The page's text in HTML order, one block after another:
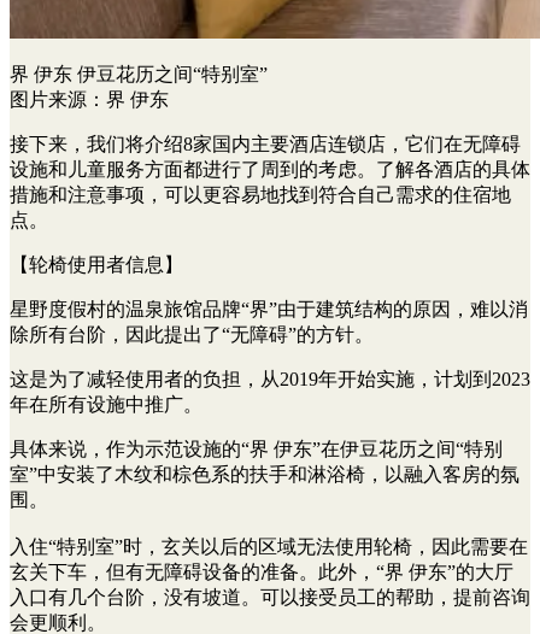
界 伊东 伊豆花历之间“特别室”
图片来源：界 伊东
接下来，我们将介绍8家国内主要酒店连锁店，它们在无障碍
设施和儿童服务方面都进行了周到的考虑。了解各酒店的具体
措施和注意事项，可以更容易地找到符合自己需求的住宿地
点。
【轮椅使用者信息】
星野度假村的温泉旅馆品牌“界”由于建筑结构的原因，难以消
除所有台阶，因此提出了“无障碍”的方针。
这是为了减轻使用者的负担，从2019年开始实施，计划到2023
年在所有设施中推广。
具体来说，作为示范设施的“界 伊东”在伊豆花历之间“特别
室”中安装了木纹和棕色系的扶手和淋浴椅，以融入客房的氛
围。
入住“特别室”时，玄关以后的区域无法使用轮椅，因此需要在
玄关下车，但有无障碍设备的准备。此外，“界 伊东”的大厅
入口有几个台阶，没有坡道。可以接受员工的帮助，提前咨询
会更顺利。